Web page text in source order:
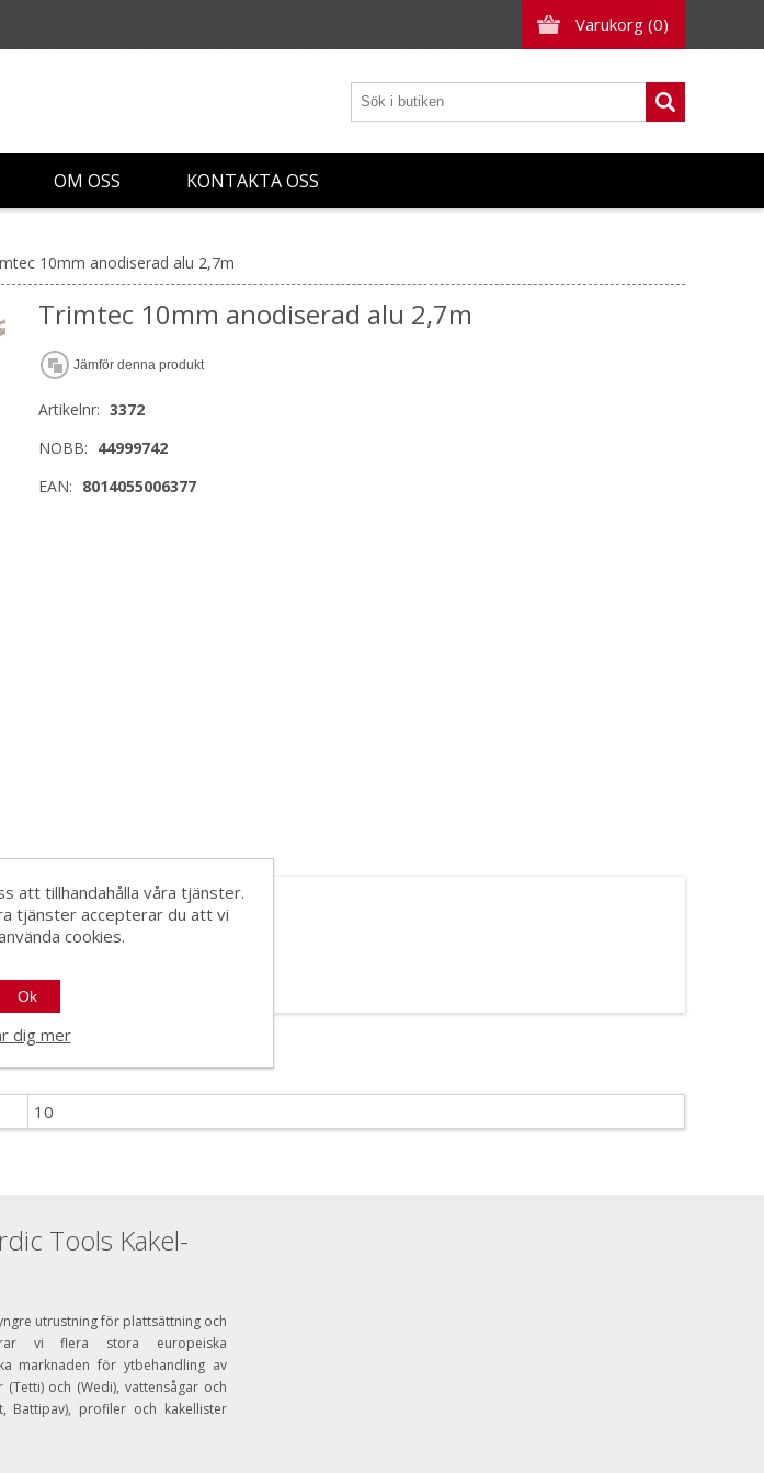
Varukorg (0)
OM OSS KONTAKTA OSS
10mm anodiserad alu 2,7m
Trimtec 10mm anodiserad alu 2,7m
Jämför denna produkt
Artikelnr: 3372
NOBB: 44999742
EAN: 8014055006377
10
Tools Kakel-
utrustning för plattsättning och
vi flera stora europeiska
marknaden för ytbehandling av
(Tetti) och (Wedi), vattensågar och
Battipav), profiler och kakellister
att tillhandahålla våra tjänster.
tjänster accepterar du att vi
cookies.
Ok
dig mer